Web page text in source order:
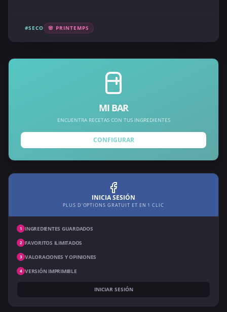
#SECO 🌸 PRINTEMPS
MI BAR
ENCUENTRA RECETAS CON TUS INGREDIENTES
CONFIGURAR
INICIA SESIÓN
PLUS D'OPTIONS GRATUIT ET EN 1 CLIC
1 INGREDIENTES GUARDADOS
2 FAVORITOS ILIMITADOS
3 VALORACIONES Y OPINIONES
4 VERSIÓN IMPRIMIBLE
INICIAR SESIÓN